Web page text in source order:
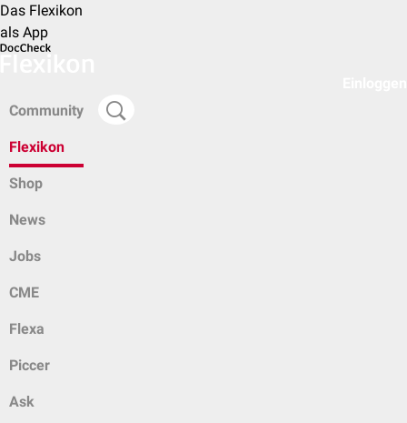
Das Flexikon
als App
Community
Flexikon
Shop
News
Jobs
CME
Flexa
Piccer
Ask